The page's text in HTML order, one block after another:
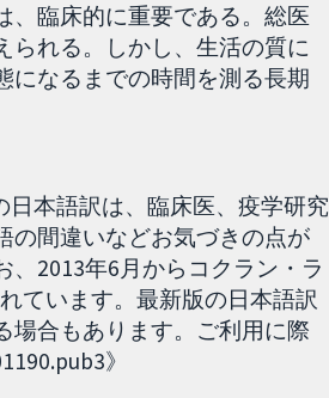
、臨床的に重要である。総医
られる。しかし、生活の質に
になるまでの時間を測る長期
日本語訳は、臨床医、疫学研究
の間違いなどお気づきの点が
2013年6月からコクラン・ラ
ています。最新版の日本語訳
場合もあります。ご利用に際
》